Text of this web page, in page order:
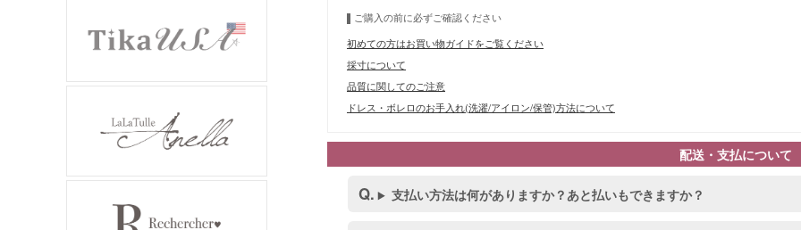
ご購入の前に必ずご確認ください
初めての方はお買い物ガイドをご覧ください
採寸について
品質に関してのご注意
ドレス・ボレロのお手入れ(洗濯/アイロン/保管)方法について
配送・支払について
支払い方法は何がありますか？あと払いもできますか？